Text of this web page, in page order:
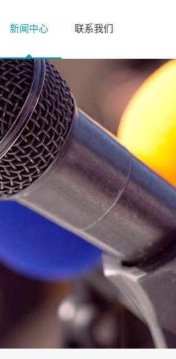
新闻中心 联系我们